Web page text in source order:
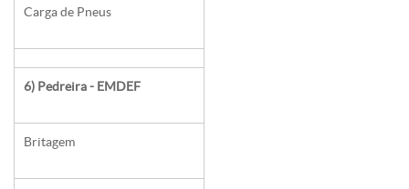
Carga de Pneus
6) Pedreira - EMDEF
Britagem